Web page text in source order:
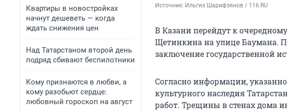
Квартиры в новостройках
начнут дешеветь — когда
ждать снижения цен
Над Татарстаном второй день
подряд сбивают беспилотники
Кому признаются в любви, а
кому разобьют сердце:
любовный гороскоп на август
Источник: Ильгиз Шарифзянов / 116.RU
В Казани перейдут к
Щетинкина на улице Баумана.
заключение государственной
Согласно информации,
культурного наследия
работ. Трещины в стенах дома